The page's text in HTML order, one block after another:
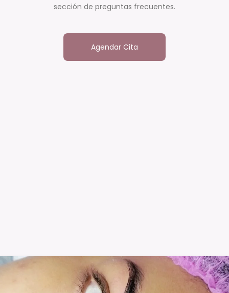
sección de preguntas frecuentes.
Agendar Cita